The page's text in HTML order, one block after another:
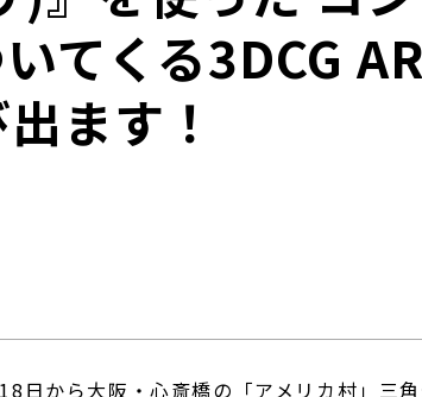
てくる3DCG
ます！
日から大阪・心斎橋の「アメリカ村」三